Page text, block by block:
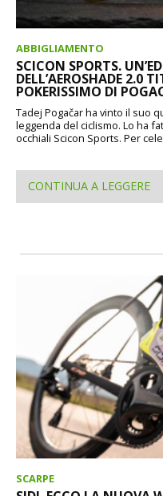
ABBIGLIAMENTO
SCICON SPORTS.
DELL’AEROSHADE 2.0
POKERISSIMO DI
Tadej Pogačar ha vinto il suo
leggenda del ciclismo. Lo ha
occhiali Scicon Sports. Per
CONTINUA A LEGGERE
SCARPE